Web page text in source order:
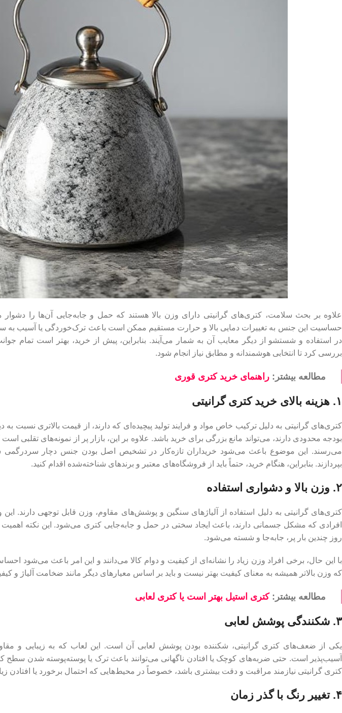
علاوه بر بحث سلامت، کتری‌های گرانیتی دارای وزن بالا هستند که حمل و جابه‌جایی آن‌ها را دشوار
حساسیت این جنس به تغییرات دمایی بالا و حرارت مستقیم ممکن است باعث ترک‌خوردگی یا آسیب به
در استفاده و شستشو از دیگر معایب آن به شمار می‌آیند. بنابراین، پیش از خرید، بهتر است تمام
بررسی کرد تا انتخابی هوشمندانه و مطابق نیاز انجام شود.
مطالعه بیشتر: راهنمای خرید کتری قوری
۱. هزینه بالای خرید کتری گرانیتی
کتری‌های گرانیتی به دلیل ترکیب خاص مواد و فرایند تولید پیچیده‌ای که دارند، از قیمت بالاتری نسبت
بودجه محدودی دارند، می‌تواند مانع بزرگی برای خرید باشد. علاوه بر این، بازار پر از نمونه‌های تقلبی
می‌رسند. این موضوع باعث می‌شود خریداران تازه‌کار در تشخیص اصل بودن جنس دچار سردرگمی
بپردازند. بنابراین، هنگام خرید، حتماً باید از فروشگاه‌های معتبر و برندهای شناخته‌شده اقدام کنید.
۲. وزن بالا و دشواری استفاده
کتری‌های گرانیتی به دلیل استفاده از آلیاژهای سنگین و پوشش‌های مقاوم، وزن قابل توجهی دارند.
افرادی که مشکل جسمانی دارند، باعث ایجاد سختی در حمل و جابه‌جایی کتری می‌شود. این نکته
روز چندین بار پر، جابه‌جا و شسته می‌شود.
با این حال، برخی افراد وزن زیاد را نشانه‌ای از کیفیت و دوام کالا می‌دانند و این امر باعث می‌شود
که وزن بالاتر همیشه به معنای کیفیت بهتر نیست و باید بر اساس معیارهای دیگر مانند ضخامت آلیاژ و
مطالعه بیشتر:کتری استیل بهتر است یا کتری لعابی
۳. شکنندگی پوشش لعابی
یکی از ضعف‌های کتری گرانیتی، شکننده بودن پوشش لعابی آن است. این لعاب که به زیبایی و
آسیب‌پذیر است. حتی ضربه‌های کوچک یا افتادن ناگهانی می‌توانند باعث ترک یا پوسته‌پوسته شدن
کتری گرانیتی نیازمند مراقبت و دقت بیشتری باشد، خصوصاً در محیط‌هایی که احتمال برخورد یا افتادن
۴. تغییر رنگ با گذر زمان